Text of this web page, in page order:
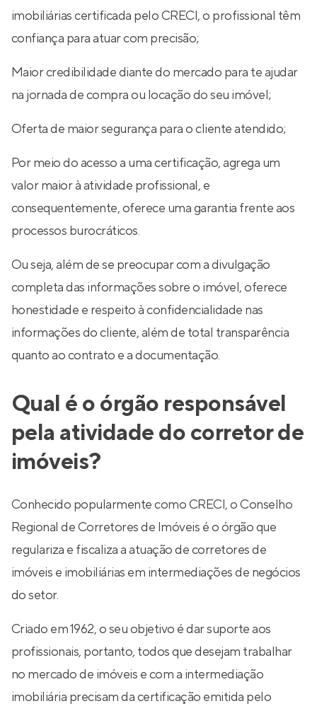
imobiliárias certificada pelo CRECI, o profissional têm
confiança para atuar com precisão;
Maior credibilidade diante do mercado para te ajudar
na jornada de compra ou locação do seu imóvel;
Oferta de maior segurança para o cliente atendido;
Por meio do acesso a uma certificação, agrega um
valor maior à atividade profissional, e
consequentemente, oferece uma garantia frente aos
processos burocráticos.
Ou seja, além de se preocupar com a divulgação
completa das informações sobre o imóvel, oferece
honestidade e respeito à confidencialidade nas
informações do cliente, além de total transparência
quanto ao contrato e a documentação.
Qual é o órgão responsável
pela atividade do corretor de
imóveis?
Conhecido popularmente como CRECI, o Conselho
Regional de Corretores de Imóveis é o órgão que
regulariza e fiscaliza a atuação de corretores de
imóveis e imobiliárias em intermediações de negócios
do setor.
Criado em 1962, o seu objetivo é dar suporte aos
profissionais, portanto, todos que desejam trabalhar
no mercado de imóveis e com a intermediação
imobiliária precisam da certificação emitida pelo